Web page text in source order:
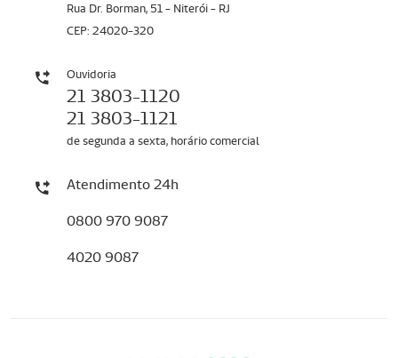
Rua Dr. Borman, 51 - Niterói - RJ
CEP: 24020-320
Ouvidoria
21 3803-1120
21 3803-1121
de segunda a sexta, horário comercial
Atendimento 24h
0800 970 9087
4020 9087